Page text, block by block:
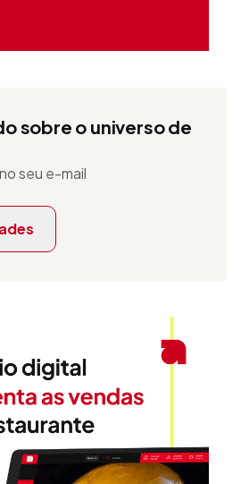
sobre o universo de
seu e-mail